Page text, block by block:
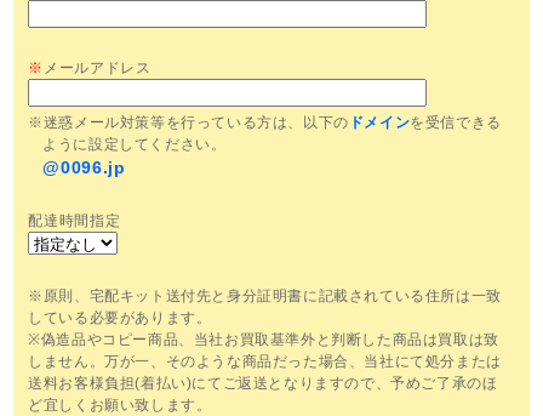
※ メールアドレス
※迷惑メール対策等を行っている方は、以下の ドメインを受信できる
ように設定してください。
@0096.jp
配達時間指定
※原則、宅配キット送付先と身分証明書に記載されている住所は一致
している必要があります。
※偽造品やコピー商品、当社お買取基準外と判断した商品は買取は致
しません。万が一、そのような商品だった場合、当社にて処分または
送料お客様負担(着払い)にてご返送となりますので、予めご了承のほ
ど宜しくお願い致します。